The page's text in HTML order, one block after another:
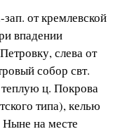
от кремлевской
впадении
слева от
собор свт.
ц. Покрова
типа), келью
Ныне на месте